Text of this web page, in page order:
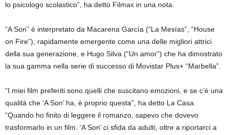
lo psicologo scolastico”, ha detto Filmax in una nota.
“A Son” è interpretato da Macarena García (“La Mesías”, “House
on Fire”), rapidamente emergente come una delle migliori attrici
della sua generazione, e Hugo Silva (“Un amor”) che ha dimostrato
la sua gamma nella serie di successo di Movistar Plus+ “Marbella”.
“I miei film preferiti sono quelli che suscitano emozioni, e se c’è una
qualità che ‘A Son’ ha, è proprio questa”, ha detto La Casa.
“Quando ho finito di leggere il romanzo, sapevo che dovevo
trasformarlo in un film. ‘A Son’ ci sfida da adulti, oltre a riportarci a